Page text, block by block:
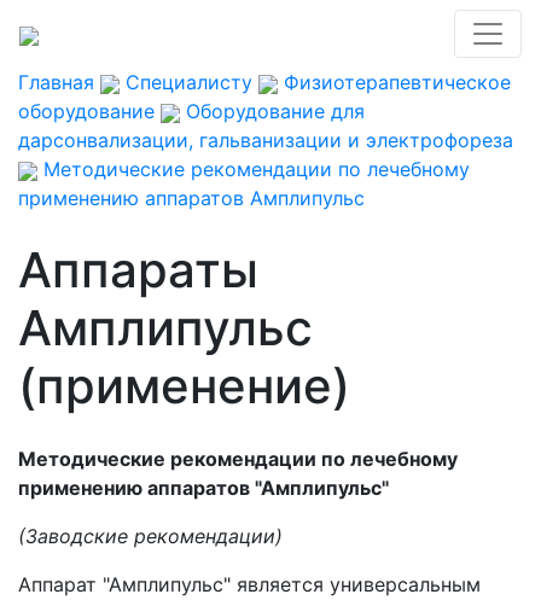
Главная Специалисту
Физиотерапевтическое
оборудование
Оборудование для
дарсонвализации, гальванизации и электрофореза
Методические рекомендации по лечебному
применению аппаратов Амплипульс
Аппараты
Амплипульс
(применение)
Методические рекомендации по лечебному
применению аппаратов "Амплипульс"
(Заводские рекомендации)
Аппарат "Амплипульс" является универсальным